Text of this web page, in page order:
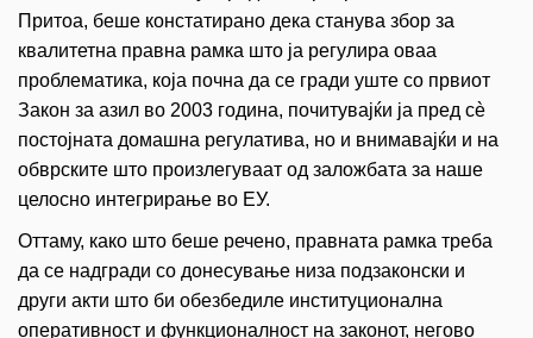
Притоа, беше констатирано дека станува збор за
квалитетна правна рамка што ја регулира оваа
проблематика, која почна да се гради уште со првиот
Закон за азил во 2003 година, почитувајќи ја пред сè
постојната домашна регулатива, но и внимавајќи и на
обврските што произлегуваат од заложбата за наше
целосно интегрирање во ЕУ.
Оттаму, како што беше речено, правната рамка треба
да се надгради со донесување низа подзаконски и
други акти што би обезбедиле институционална
оперативност и функционалност на законот, негово